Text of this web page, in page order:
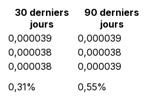
30 derniers
jours
90 derniers
jours
0,000039
0,000039
0,000038
0,000038
0,000038
0,000039
0,31% 0,55%